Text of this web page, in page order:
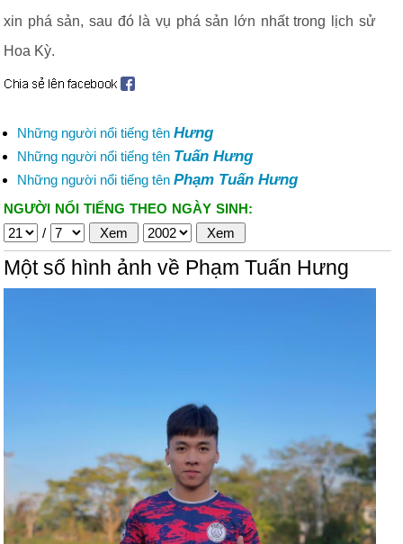
xin phá sản, sau đó là vụ phá sản lớn nhất trong lịch sử
Hoa Kỳ.
Những người nổi tiếng tên Hưng
Những người nổi tiếng tên Tuấn Hưng
Những người nổi tiếng tên Phạm Tuấn Hưng
NGƯỜI NỔI TIẾNG THEO NGÀY SINH:
/
Một số hình ảnh về Phạm Tuấn Hưng